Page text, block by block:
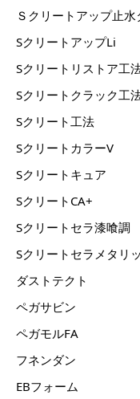
Ｓクリートアップ止水
SクリートアップLi
Sクリートリストア工
Sクリートクラック工
Sクリート工法
SクリートカラーV
Sクリートキュア
SクリートCA+
Sクリートセラ漆喰調
Sクリートセラメタリ
ダストテクト
ペガサビン
ペガモルFA
フネンダン
EBフォーム